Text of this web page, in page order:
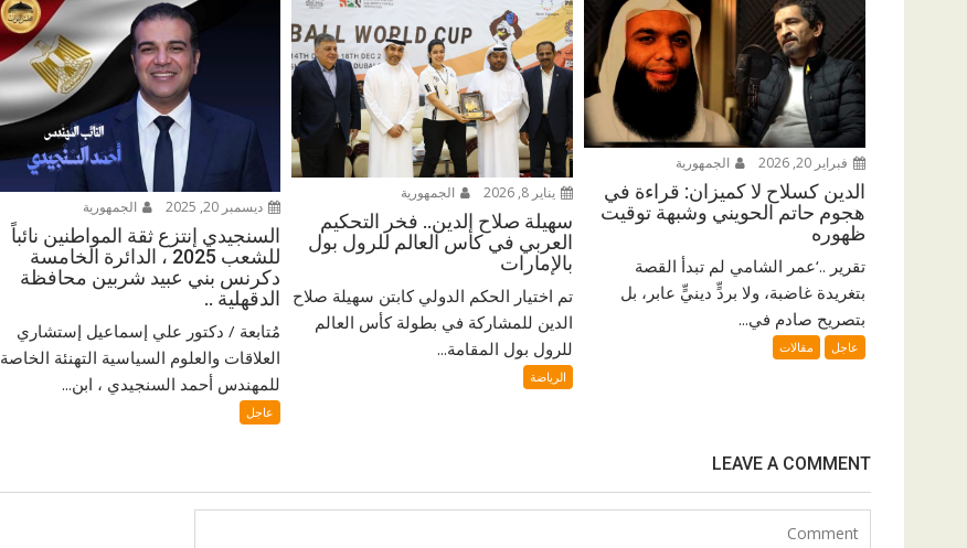
فبراير 20, 2026 الجمهورية
الدين كسلاح لا كميزان: قراءة في
هجوم حاتم الحويني وشبهة توقيت
ظهوره
تقرير ..‘عمر الشامي لم تبدأ القصة
بتغريدة غاضبة، ولا بردٍّ دينيٍّ عابر، بل
بتصريح صادم في...
عاجل مقالات
يناير 8, 2026 الجمهورية
سهيلة صلاح الدين.. فخر التحكيم
العربي في كأس العالم للرول بول
بالإمارات
تم اختيار الحكم الدولي كابتن سهيلة صلاح
الدين للمشاركة في بطولة كأس العالم
للرول بول المقامة...
الرياضة
ديسمبر 20, 2025 الجمهورية
السنجيدي إنتزع ثقة المواطنين نائباً
للشعب 2025 ، الدائرة الخامسة
دكرنس بني عبيد شربين محافظة
الدقهلية ..
مُتابعة / دكتور علي إسماعيل إستشاري
العلاقات والعلوم السياسية التهنئة الخاصة
للمهندس أحمد السنجيدي ، ابن...
عاجل
LEAVE A COMMENT